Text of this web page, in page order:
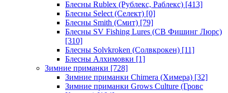
Блесны Rublex (Рублекс, Раблекс) [413]
Блесны Select (Селект) [0]
Блесны Smith (Смит) [79]
Блесны SV Fishing Lures (СВ Фишинг Люрс)
[310]
Блесны Solvkroken (Солвкрокен) [11]
Блесны Алхимовки [1]
Зимние приманки [728]
Зимние приманки Chimera (Химера) [32]
Зимние приманки Grows Culture (Гровс